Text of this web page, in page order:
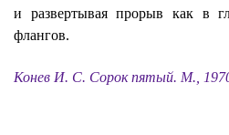
и развертывая прорыв как в
флангов.
Конев И. С. Сорок пятый. М.,